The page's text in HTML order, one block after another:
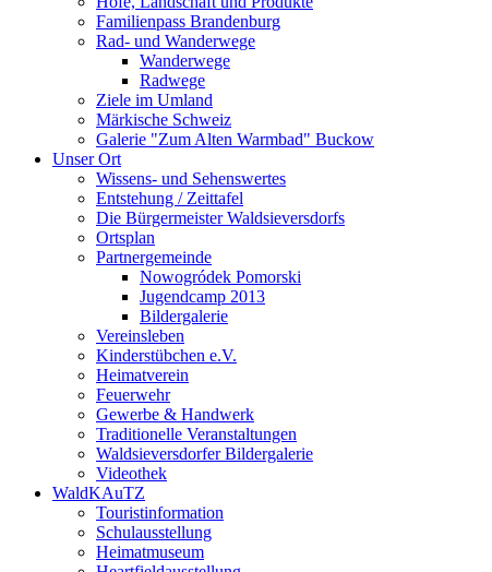
Familienpass Brandenburg
Rad- und Wanderwege
Wanderwege
Radwege
Ziele im Umland
Märkische Schweiz
Galerie "Zum Alten Warmbad" Buckow
Unser Ort
Wissens- und Sehenswertes
Entstehung / Zeittafel
Die Bürgermeister Waldsieversdorfs
Ortsplan
Partnergemeinde
Nowogródek Pomorski
Jugendcamp 2013
Bildergalerie
Vereinsleben
Kinderstübchen e.V.
Heimatverein
Feuerwehr
Gewerbe & Handwerk
Traditionelle Veranstaltungen
Waldsieversdorfer Bildergalerie
Videothek
WaldKAuTZ
Touristinformation
Schulausstellung
Heimatmuseum